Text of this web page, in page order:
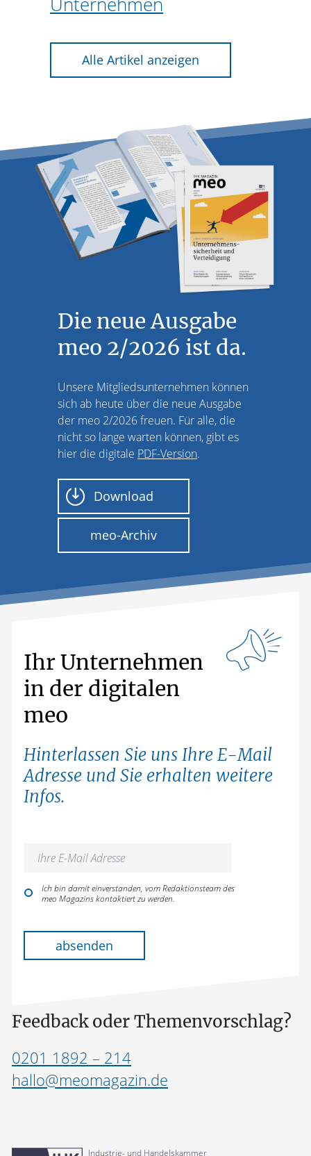
Alle Artikel anzeigen
Die neue Ausgabe
meo 2/2026 ist da.
Unsere Mitgliedsunternehmen können
sich ab heute über die neue Ausgabe
der meo 2/2026 freuen. Für alle, die
nicht so lange warten können, gibt es
hier die digitale PDF-Version.
Download
meo-Archiv
Ihr Unternehmen
in der digitalen
meo
Hinterlassen Sie uns Ihre E-Mail
Adresse und Sie erhalten weitere
Infos.
Ich bin damit einverstanden, vom Redaktionsteam des
meo Magazins kontaktiert zu werden.
absenden
Feedback oder Themenvorschlag?
0201 1892 – 214
hallo@meomagazin.de
Industrie- und Handelskammer